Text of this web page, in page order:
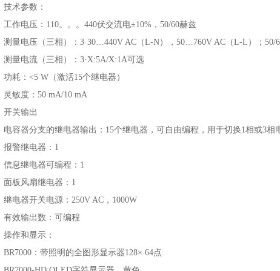
技术参数：
工作电压：110。。。440伏交流电±10%，50/60赫兹
测量电压（三相）：3·30…440V AC（L-N），50…760V AC（L-L）；50/
测量电流（三相）：3·X:5A/X:1A可选
功耗：<5 W（激活15个继电器）
灵敏度：50 mA/10 mA
开关输出
电容器分支的继电器输出：15个继电器，可自由编程，用于切换1相或3相
报警继电器：1
信息继电器可编程：1
面板风扇继电器：1
继电器开关电源：250V AC，1000W
有效输出数：可编程
操作和显示：
BR7000：带照明的全图形显示器128× 64点